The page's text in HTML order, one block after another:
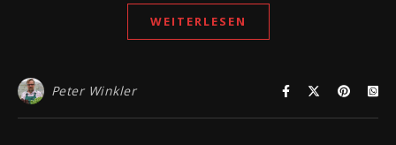
WEITERLESEN
Peter Winkler